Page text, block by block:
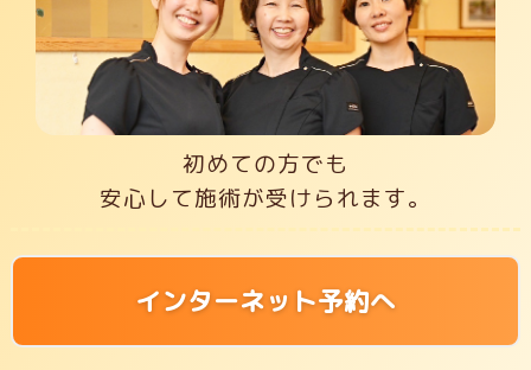
初めての方でも
安心して施術が受けられます。
インターネット予約へ